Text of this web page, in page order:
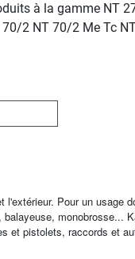
à la gamme
2 NT 70/2 Me Tc
Pour un usage
monobrosse...
et pistolets, raccords et